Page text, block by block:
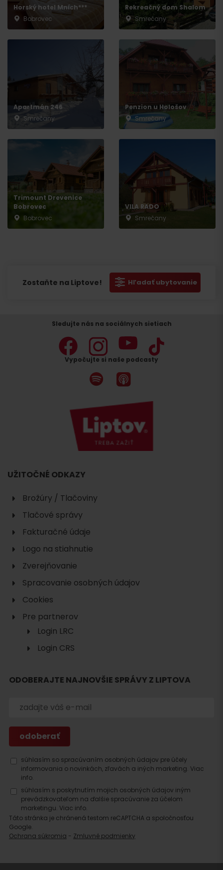
Horský hotel Mních***
Bobrovec
Rekreačný dom Shalom
Smrečany
Apartmán 246
Smrečany
Penzion u Hološov
Smrečany
Trimount Drevenice
Bobrovec
Bobrovec
VILA RADO
Smrečany
Zostaňte na Liptove! Hľadať ubytovanie
Hľadať
Sledujte nás na sociálnych sietiach
Vypočujte si naše podcasty
UŽITOČNÉ ODKAZY
Brožúry / Tlačoviny
Tlačové správy
Fakturačné údaje
Logo na stiahnutie
Zverejňovanie
Spracovanie osobných údajov
Cookies
Pre partnerov
Login LRC
Login CRS
ODOBERAJTE NAJNOVŠIE SPRÁVY Z LIPTOVA
súhlasím so spracúvaním osobných údajov pre účely
informovania o novinkách, zľavách a iných marketing. Viac
info.
súhlasím s poskytnutím mojich osobných údajov iným
prevádzkovateľom na ďalšie spracúvanie za účelom
marketingu. Viac info.
Táto stránka je chránená testom reCAPTCHA a spoločnosťou
Google.
Ochrana súkromia - Zmluvné podmienky